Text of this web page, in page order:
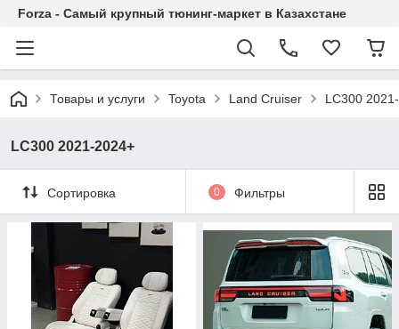
Forza - Самый крупный тюнинг-маркет в Казахстане
Товары и услуги Toyota Land Cruiser LC300
LC300 2021-2024+
Сортировка 0 Фильтры